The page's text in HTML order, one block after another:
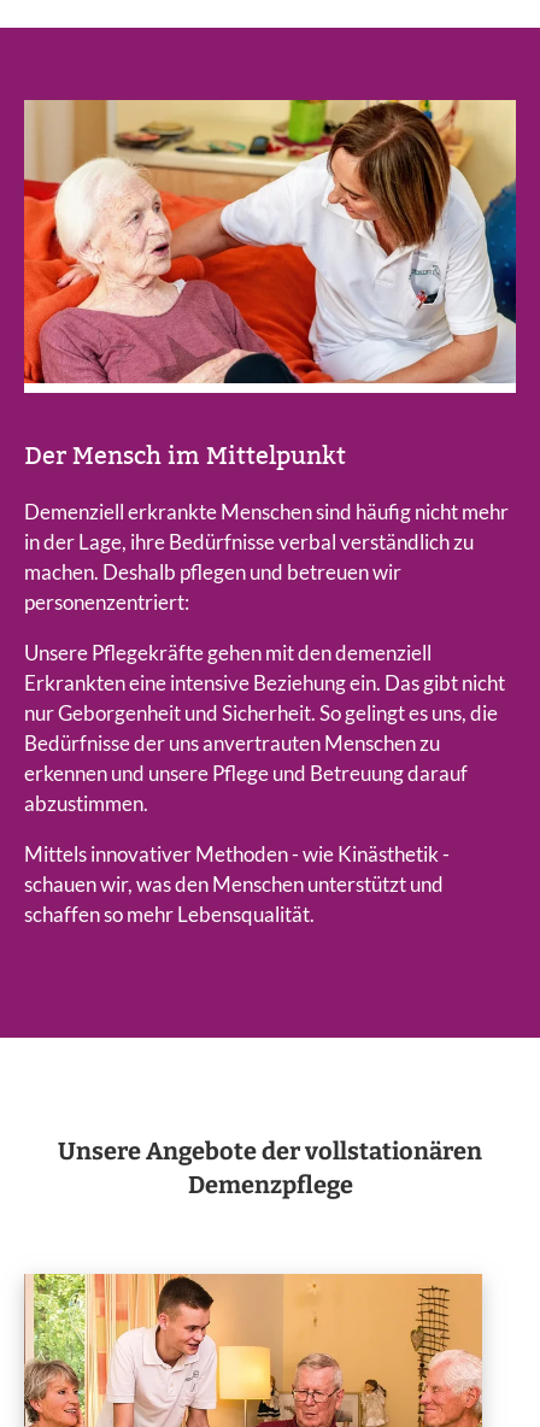
Der Mensch im Mittelpunkt
Demenziell erkrankte Menschen sind häufig nicht mehr
in der Lage, ihre Bedürfnisse verbal verständlich zu
machen. Deshalb pflegen und betreuen wir
personenzentriert:
Unsere Pflegekräfte gehen mit den demenziell
Erkrankten eine intensive Beziehung ein. Das gibt nicht
nur Geborgenheit und Sicherheit. So gelingt es uns, die
Bedürfnisse der uns anvertrauten Menschen zu
erkennen und unsere Pflege und Betreuung darauf
abzustimmen.
Mittels innovativer Methoden - wie Kinästhetik -
schauen wir, was den Menschen unterstützt und
schaffen so mehr Lebensqualität.
Unsere Angebote der vollstationären
Demenzpflege